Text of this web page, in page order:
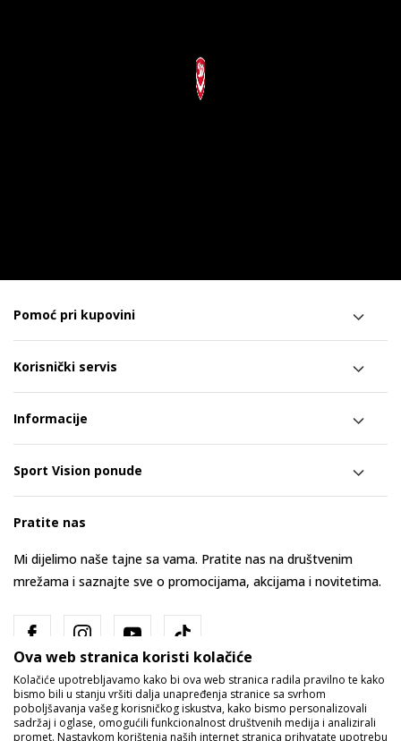
Pomoć pri kupovini
Korisnički servis
Informacije
Sport Vision ponude
Pratite nas
Mi dijelimo naše tajne sa vama. Pratite nas na društvenim
mrežama i saznajte sve o promocijama, akcijama i novitetima.
Ova web stranica koristi kolačiće
Kolačiće upotrebljavamo kako bi ova web stranica radila pravilno te kako
bismo bili u stanju vršiti dalja unapređenja stranice sa svrhom
poboljšavanja vašeg korisničkog iskustva, kako bismo personalizovali
sadržaj i oglase, omogućili funkcionalnost društvenih medija i analizirali
promet. Nastavkom korištenja naših internet stranica prihvatate upotrebu